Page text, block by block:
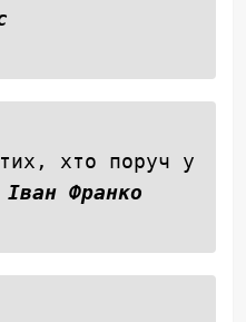
хто поруч у
Іван Франко